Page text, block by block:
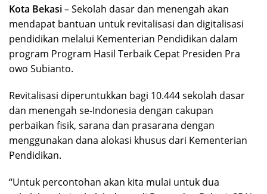
Kota Bekasi– Sekolah dasar dan menengah akan
mendapat bantuan untuk revitalisasi dan digitalisasi
pendidikan melalui Kementerian Pendidikan dalam
program Program Hasil Terbaik Cepat Presiden Pra
owo Subianto.
Revitalisasi diperuntukkan bagi 10.444 sekolah dasar
dan menengah se-Indonesia dengan cakupan
perbaikan fisik, sarana dan prasarana dengan
menggunakan dana alokasi khusus dari Kementerian
Pendidikan.
“Untuk percontohan akan kita mulai untuk dua